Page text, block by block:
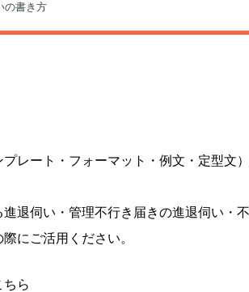
の書き方
レート・フォーマット・例文・定型文
退伺い・管理不行き届きの進退伺い・
にご活用ください。
ら